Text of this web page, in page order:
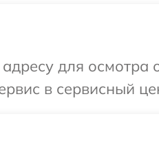
для осмотра
в сервисный